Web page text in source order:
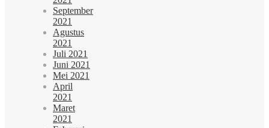
September
2021
Agustus
2021
Juli 2021
Juni 2021
Mei 2021
April
2021
Maret
2021